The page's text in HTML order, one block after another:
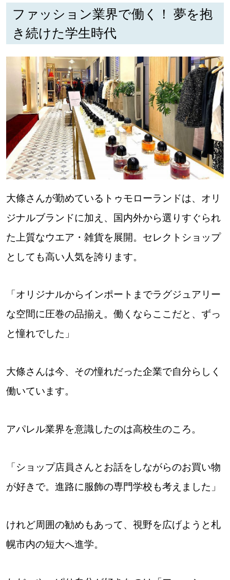
プライバシーポリシー
ファッション業界で働く！ 夢を抱
き続けた学生時代
大條さんが勤めているトゥモローランドは、オリ
ジナルブランドに加え、国内外から選りすぐられ
た上質なウエア・雑貨を展開。セレクトショップ
としても高い人気を誇ります。
「オリジナルからインポートまでラグジュアリー
な空間に圧巻の品揃え。働くならここだと、ずっ
と憧れでした」
大條さんは今、その憧れだった企業で自分らしく
働いています。
アパレル業界を意識したのは高校生のころ。
「ショップ店員さんとお話をしながらのお買い物
が好きで。進路に服飾の専門学校も考えました」
けれど周囲の勧めもあって、視野を広げようと札
幌市内の短大へ進学。